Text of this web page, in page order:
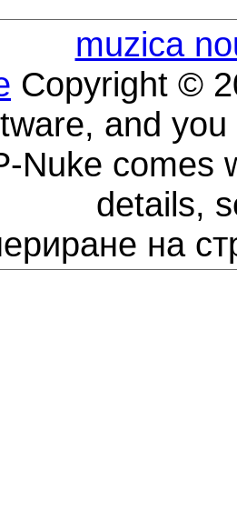
muzica
Copyright ©
and
Nuke comes
details,
на